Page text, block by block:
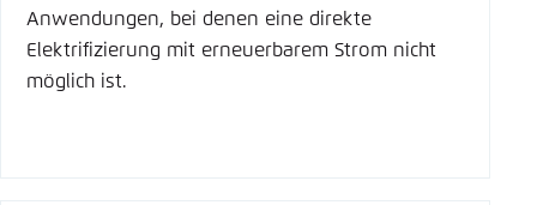
Anwendungen, bei denen eine direkte
Elektrifizierung mit erneuerbarem Strom nicht
möglich ist.